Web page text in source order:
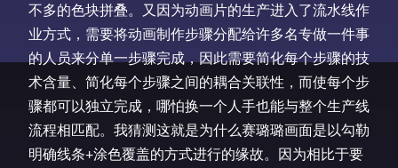
不多的色块拼叠。又因为动画片的生产进入了流水线作
业方式，需要将动画制作步骤分配给许多名专做一件事
的人员来分单一步骤完成，因此需要简化每个步骤的技
术含量、简化每个步骤之间的耦合关联性，而使每个步
骤都可以独立完成，哪怕换一个人手也能与整个生产线
流程相匹配。我猜测这就是为什么赛璐璐画面是以勾勒
明确线条+涂色覆盖的方式进行的缘故。因为相比于要